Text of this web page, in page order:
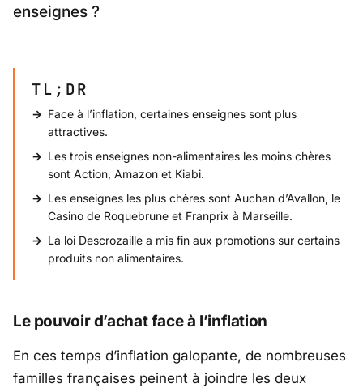
enseignes ?
TL;DR
Face à l’inflation, certaines enseignes sont plus
attractives.
Les trois enseignes non-alimentaires les moins chères
sont Action, Amazon et Kiabi.
Les enseignes les plus chères sont Auchan d’Avallon, le
Casino de Roquebrune et Franprix à Marseille.
La loi Descrozaille a mis fin aux promotions sur certains
produits non alimentaires.
Le pouvoir d’achat face à l’inflation
En ces temps d’inflation galopante, de nombreuses
familles françaises peinent à joindre les deux